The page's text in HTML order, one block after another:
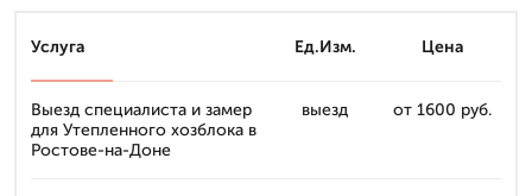
Услуга Ед.Изм. Цена
Выезд специалиста и замер
для Утепленного хозблока в
Ростове-на-Доне
выезд от 1600 руб.